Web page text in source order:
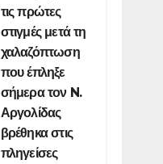
τις πρώτες
στιγμές μετά τη
χαλαζόπτωση
που έπληξε
σήμερα τον N.
Αργολίδας
βρέθηκα στις
πληγείσες